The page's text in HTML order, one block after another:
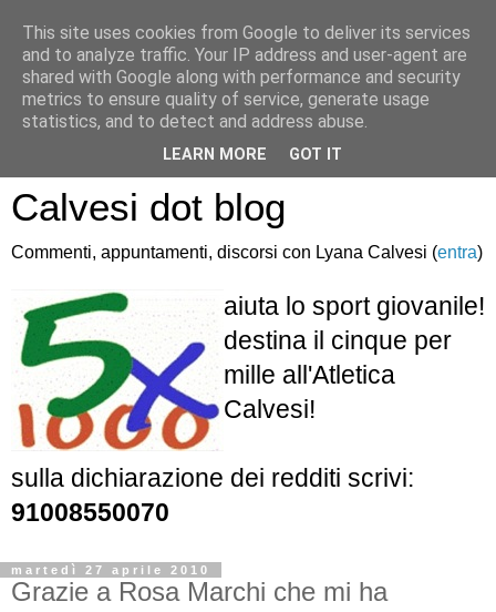
Atletica Sandro
Calvesi dot blog
Commenti, appuntamenti, discorsi con Lyana Calvesi (entra)
aiuta lo sport giovanile!
destina il cinque per
mille all'Atletica
Calvesi!
sulla dichiarazione dei redditi scrivi:
91008550070
martedì 27 aprile 2010
Grazie a Rosa Marchi che mi ha
This site uses cookies from Google to deliver its services
and to analyze traffic. Your IP address and user-agent are
shared with Google along with performance and security
metrics to ensure quality of service, generate usage
statistics, and to detect and address abuse.
LEARN MORE GOT IT